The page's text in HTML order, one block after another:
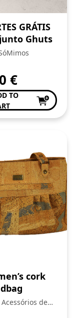
GRÁTIS
Ghuts
€
TO
cork
de